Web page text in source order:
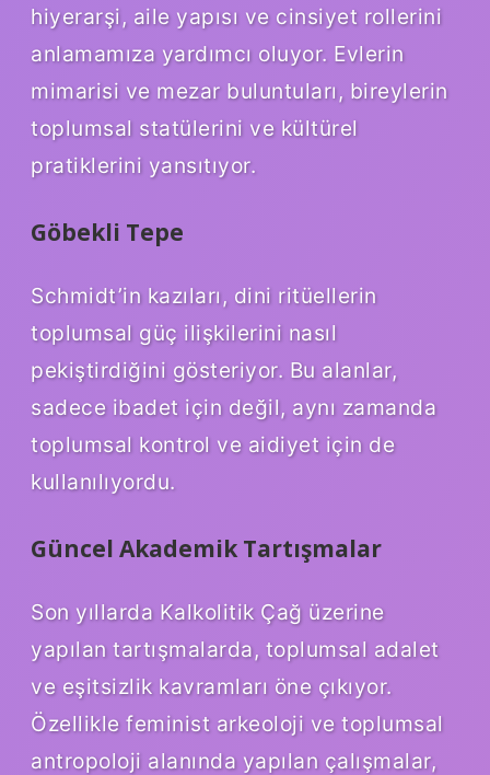
hiyerarşi, aile yapısı ve cinsiyet rollerini
anlamamıza yardımcı oluyor. Evlerin
mimarisi ve mezar buluntuları, bireylerin
toplumsal statülerini ve kültürel
pratiklerini yansıtıyor.
Göbekli Tepe
Schmidt’in kazıları, dini ritüellerin
toplumsal güç ilişkilerini nasıl
pekiştirdiğini gösteriyor. Bu alanlar,
sadece ibadet için değil, aynı zamanda
toplumsal kontrol ve aidiyet için de
kullanılıyordu.
Güncel Akademik Tartışmalar
Son yıllarda Kalkolitik Çağ üzerine
yapılan tartışmalarda, toplumsal adalet
ve eşitsizlik kavramları öne çıkıyor.
Özellikle feminist arkeoloji ve toplumsal
antropoloji alanında yapılan çalışmalar,